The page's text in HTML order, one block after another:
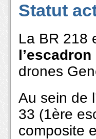
Statut
La BR 218
drones
Au sein de
33 (1ère
composite